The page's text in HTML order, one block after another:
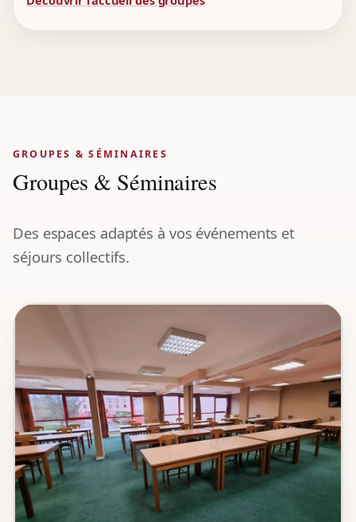
GROUPES & SÉMINAIRES
Groupes & Séminaires
Des espaces adaptés à vos événements et
séjours collectifs.